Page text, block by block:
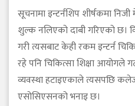
सूचनामा इन्टर्नशिप शीर्षकमा
शुल्क नलिएको दाबी गरिएको छ।
गरी त्यसबाट केही रकम इन्टर्न
रहे पनि चिकित्सा शिक्षा आयोगले
व्यवस्था हटाइएकाले त्यसपछि
एसोसिएसनको भनाइ छ।